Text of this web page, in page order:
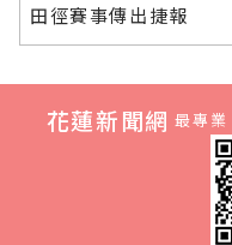
田徑賽事傳出捷報
花蓮新聞網 最專業